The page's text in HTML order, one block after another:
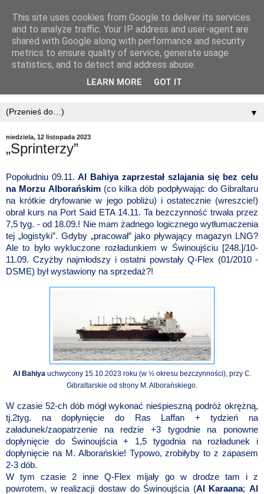
▼
niedziela, 12 listopada 2023
„Sprinterzy”
Popołudniu 09.11. Al Bahiya zaprzestał szlajania się bez celu
na Morzu Alborańskim(co kilka dób podpływając do Gibraltaru
na krótkie dryfowanie w jego pobliżu) i ostatecznie (wreszcie!)
obrał kurs na Port Said ETA 14.11. Ta bezczynność trwała przez
7,5 tyg. - od 18.09.! Nie mam żadnego logicznego wytłumaczenia
tej „logistyki”. Gdyby „pracował” jako pływający magazyn LNG?
Ale to było wykluczone rozładunkiem w Świnoujściu [248.]/10-
11.09. Czyżby najmłodszy i ostatni powstały Q-Flex (01/2010 -
DSME) był wystawiony na sprzedaż?!
Al Bahiyauchwycony 15.10.2023 roku (w ½ okresu bezczynności), przy C.
Gibraltarskie od strony M. Alborańskiego.
W czasie 52-ch dób mógł wykonać nieśpieszną podróż okrężną,
tj.2tyg. na dopłynięcie do Ras Laffan + tydzień na
załadunek/zaopatrzenie na redzie +3 tygodnie na ponowne
dopłynięcie do Świnoujścia + 1,5 tygodnia na rozładunek i
dopłynięcie na M. Alborańskie! Typowo, zrobiłyby to z zapasem
2-3 dób.
W tym czasie 2 inne Q-Flex mijały go w drodze tam i z
powrotem, w realizacji dostaw do Świnoujścia (Al Karaana; Al
This site uses cookies from Google to deliver its services
and to analyze traffic. Your IP address and user-agent are
shared with Google along with performance and security
metrics to ensure quality of service, generate usage
statistics, and to detect and address abuse.
LEARN MORE GOT IT